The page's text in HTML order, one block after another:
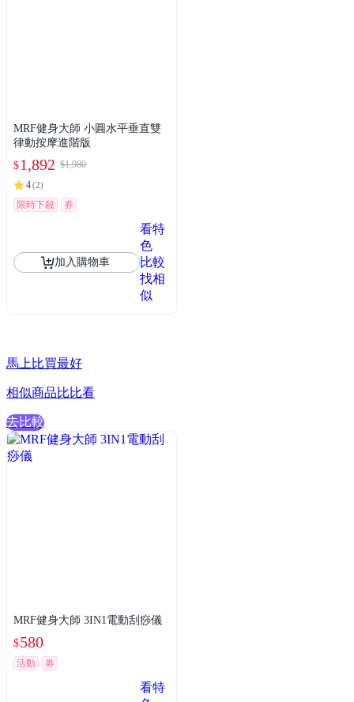
MRF健身大師 ⼩圓⽔平垂直雙
律動按摩進階版
$1,892 $1,980
4(2)
限時下殺 券
加入購物車
看特
色
比較
找相
似
馬上比買最好
相似商品比比看
去比較
MRF健身大師 3IN1電動刮痧儀
$580
活動 券
看特